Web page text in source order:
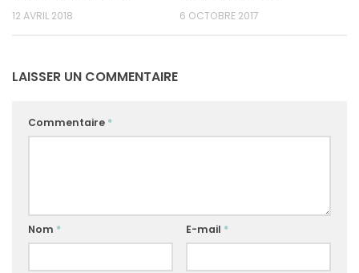
12 AVRIL 2018 6 OCTOBRE 2017
LAISSER UN COMMENTAIRE
Commentaire *
Nom * E-mail *